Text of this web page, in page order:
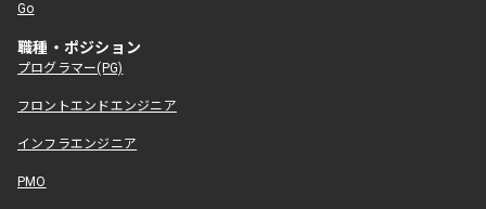
Go
職種・ポジション
プログラマー(PG)
フロントエンドエンジニア
インフラエンジニア
PMO